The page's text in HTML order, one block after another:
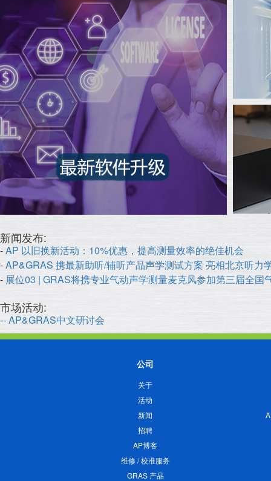
新闻发布:
-AP 以旧换新活动：10%优惠，提高测量效率的绝佳机会
-AP&GRAS 携最新助听/辅听产品声学测试方案 亮相北京听力
- 展位03 | GRAS将携专业气动声学测量麦克风参加第三届全国
市场活动:
-- AP&GRAS中文研讨会
公司
关于
活动
新闻
招聘
AP博客
维修 / 校准服务
GRAS 产品